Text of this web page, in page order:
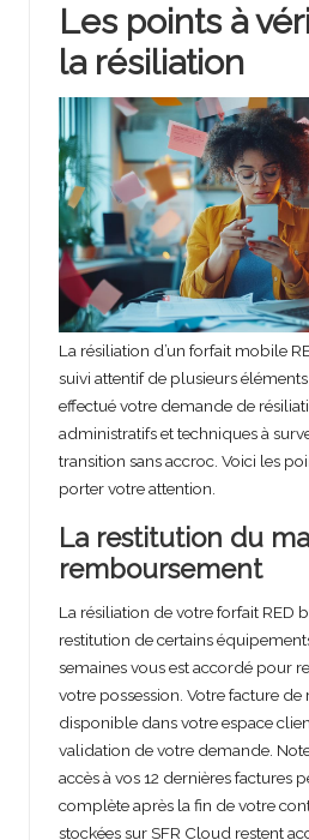
Les points à
la résiliation
La résiliation d’un forfait mobile
suivi attentif de plusieurs
effectué votre demande de
administratifs et techniques à
transition sans accroc. Voici les
porter votre attention.
La restitution du
remboursement
La résiliation de votre forfait RED
restitution de certains
semaines vous est accordé pour
votre possession. Votre facture de
disponible dans votre espace
validation de votre demande.
accès à vos 12 dernières factures
complète après la fin de votre
stockées sur SFR Cloud restent